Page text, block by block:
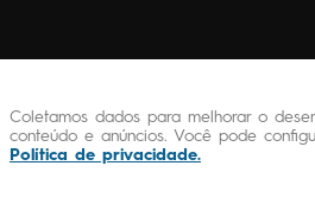
Coletamos dados para melhorar o
conteúdo e anúncios. Você pode
Política de privacidade.